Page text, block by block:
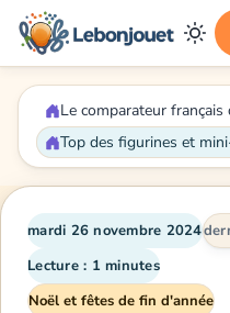
Le comparateur
mardi 26 novembre 2024
Lecture : 1 minutes
Noël et fêtes de fin d'année